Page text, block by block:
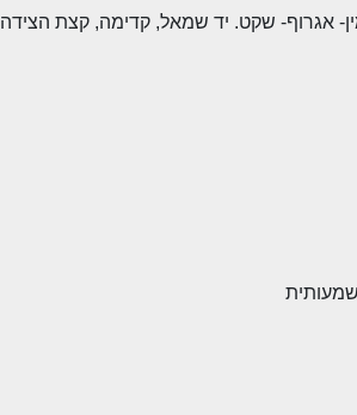
אגרוף- שקט. יד שמאל, קדימה, קצת